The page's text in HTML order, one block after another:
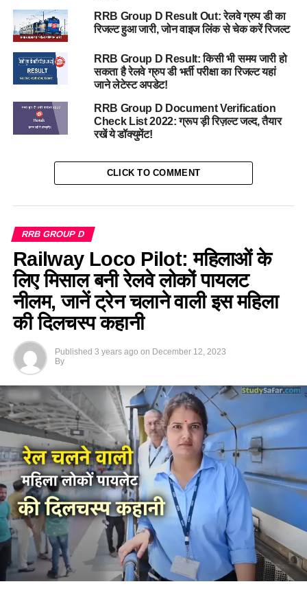
RRB Group D Result Out: रेलवे ग्रुप डी का
रिजल्ट हुआ जारी, जोन वाइज लिंक से चेक करें रिजल्ट
RRB Group D Result: किसी भी समय जारी हो
सकता है रेलवे ग्रुप डी भर्ती परीक्षा का रिजल्ट यहां
जाने लेटेस्ट अपडेट!
RRB Group D Document Verification
Check List 2022: ग्रूप ड़ी रिज़ल्ट जल्द, तैयार
रखें ये डॉक्युमेंट!
CLICK TO COMMENT
RRB GROUP D
Railway Loco Pilot: महिलाओं के
लिए मिसाल बनी रेलवे लोकों पायलट
नीलम, जानें ट्रेन चलाने वाली इस महिला
की दिलचस्प कहानी
Published 3 years ago on December 12, 2023
By